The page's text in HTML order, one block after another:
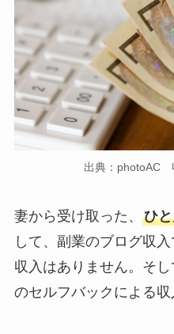
出典：photoAC
妻から受け取った、 ひ
して、副業のブログ収
収入はありません。そ
のセルフバックによる収